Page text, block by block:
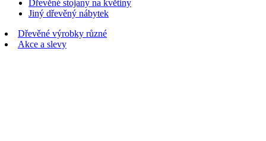
Dřevěné stojany na květiny
Jiný dřevěný nábytek
Dřevěné výrobky různé
Akce a slevy